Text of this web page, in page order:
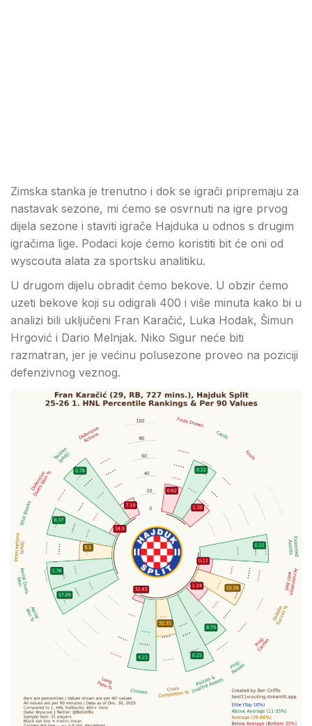
Zimska stanka je trenutno i dok se igrači pripremaju za
nastavak sezone, mi ćemo se osvrnuti na igre prvog
dijela sezone i staviti igrače Hajduka u odnos s drugim
igračima lige. Podaci koje ćemo koristiti bit će oni od
wyscouta alata za sportsku analitiku.
U drugom dijelu obradit ćemo bekove. U obzir ćemo
uzeti bekove koji su odigrali 400 i više minuta kako bi u
analizi bili uključeni Fran Karačić, Luka Hodak, Šimun
Hrgović i Dario Melnjak. Niko Sigur neće biti
razmatran, jer je većinu polusezone proveo na poziciji
defenzivnog veznog.